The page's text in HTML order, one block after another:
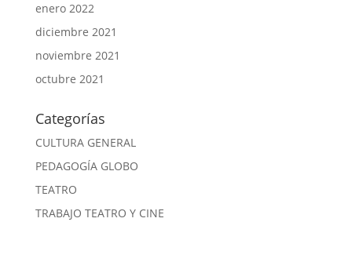
enero 2022
diciembre 2021
noviembre 2021
octubre 2021
Categorías
CULTURA GENERAL
PEDAGOGÍA GLOBO
TEATRO
TRABAJO TEATRO Y CINE